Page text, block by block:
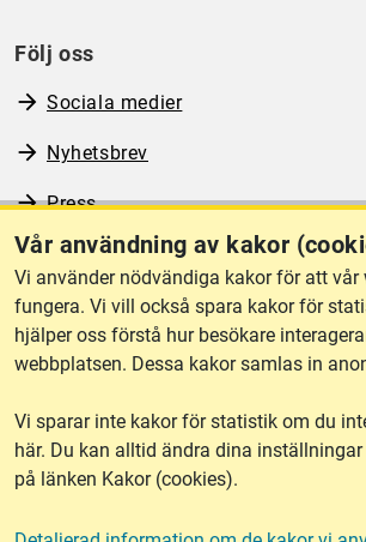
Vår användning av kakor
Vi använder nödvändiga kakor för att vår
fungera. Vi vill också spara kakor för
hjälper oss förstå hur besökare
webbplatsen. Dessa kakor samlas in
Vi sparar inte kakor för statistik om du
här. Du kan alltid ändra dina
på länken Kakor (cookies).
Följ oss
Sociala medier
Nyhetsbrev
Press
RSS
Om webbplatsen
Tillgänglighet
Other languages